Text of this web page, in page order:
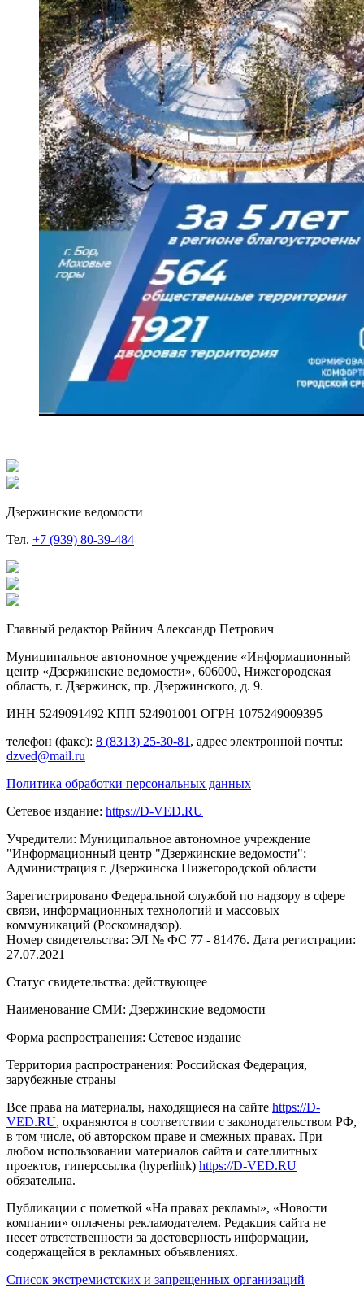
Дзержинские ведомости
Тел. +7 (939) 80-39-484
Главный редактор Райнич Александр Петрович
Муниципальное автономное учреждение «Информационный
центр «Дзержинские ведомости», 606000, Нижегородская
область, г. Дзержинск, пр. Дзержинского, д. 9.
ИНН 5249091492 КПП 524901001 ОГРН 1075249009395
телефон (факс): 8 (8313) 25-30-81 , адрес электронной почты:
dzved@mail.ru
Политика обработки персональных данных
Сетевое издание: https://D-VED.RU
Учредители: Муниципальное автономное учреждение
"Информационный центр "Дзержинские ведомости";
Администрация г. Дзержинска Нижегородской области
Зарегистрировано Федеральной службой по надзору в сфере
связи, информационных технологий и массовых
коммуникаций (Роскомнадзор).
Номер свидетельства: ЭЛ № ФС 77 - 81476. Дата регистрации:
27.07.2021
Статус свидетельства: действующее
Наименование СМИ: Дзержинские ведомости
Форма распространения: Сетевое издание
Территория распространения: Российская Федерация,
зарубежные страны
Все права на материалы, находящиеся на сайте https://D-
VED.RU, охраняются в соответствии с законодательством РФ,
в том числе, об авторском праве и смежных правах. При
любом использовании материалов сайта и сателлитных
проектов, гиперссылка (hyperlink) https://D-VED.RU
обязательна.
Публикации с пометкой «На правах рекламы», «Новости
компании» оплачены рекламодателем. Редакция сайта не
несет ответственности за достоверность информации,
содержащейся в рекламных объявлениях.
Список экстремистских и запрещенных организаций